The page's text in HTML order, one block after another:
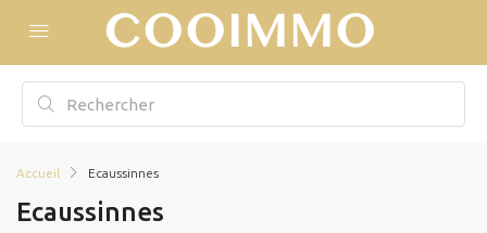
Accueil Ecaussinnes
Ecaussinnes